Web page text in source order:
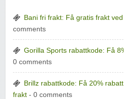
Bani fri frakt: Få gratis frakt
comments
Gorilla Sports rabattkode: Få
0 comments
Brillz rabattkode: Få 20%
frakt - 0 comments